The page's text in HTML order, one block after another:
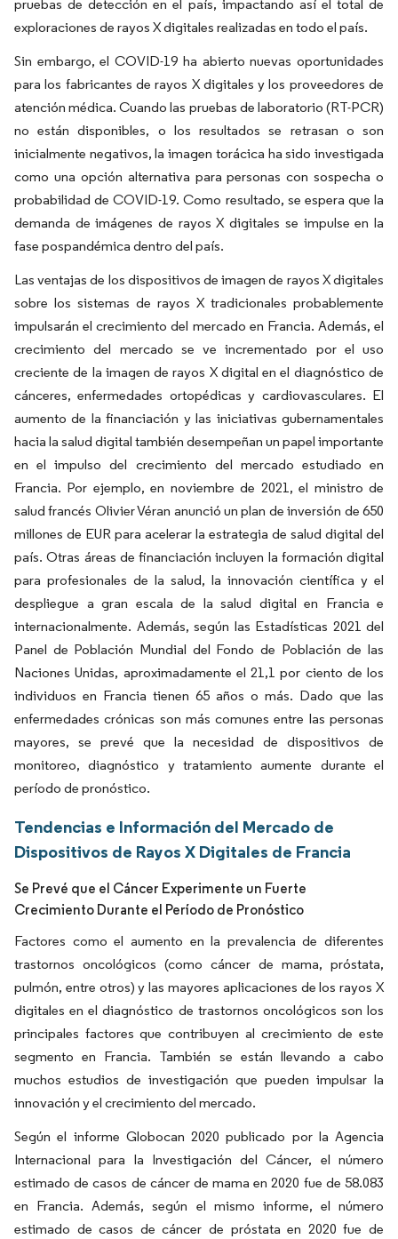
pruebas de detección en el país, impactando así el total de
exploraciones de rayos X digitales realizadas en todo el país.
Sin embargo, el COVID-19 ha abierto nuevas oportunidades
para los fabricantes de rayos X digitales y los proveedores de
atención médica. Cuando las pruebas de laboratorio (RT-PCR)
no están disponibles, o los resultados se retrasan o son
inicialmente negativos, la imagen torácica ha sido investigada
como una opción alternativa para personas con sospecha o
probabilidad de COVID-19. Como resultado, se espera que la
demanda de imágenes de rayos X digitales se impulse en la
fase pospandémica dentro del país.
Las ventajas de los dispositivos de imagen de rayos X digitales
sobre los sistemas de rayos X tradicionales probablemente
impulsarán el crecimiento del mercado en Francia. Además, el
crecimiento del mercado se ve incrementado por el uso
creciente de la imagen de rayos X digital en el diagnóstico de
cánceres, enfermedades ortopédicas y cardiovasculares. El
aumento de la financiación y las iniciativas gubernamentales
hacia la salud digital también desempeñan un papel importante
en el impulso del crecimiento del mercado estudiado en
Francia. Por ejemplo, en noviembre de 2021, el ministro de
salud francés Olivier Véran anunció un plan de inversión de 650
millones de EUR para acelerar la estrategia de salud digital del
país. Otras áreas de financiación incluyen la formación digital
para profesionales de la salud, la innovación científica y el
despliegue a gran escala de la salud digital en Francia e
internacionalmente. Además, según las Estadísticas 2021 del
Panel de Población Mundial del Fondo de Población de las
Naciones Unidas, aproximadamente el 21,1 por ciento de los
individuos en Francia tienen 65 años o más. Dado que las
enfermedades crónicas son más comunes entre las personas
mayores, se prevé que la necesidad de dispositivos de
monitoreo, diagnóstico y tratamiento aumente durante el
período de pronóstico.
Tendencias e Información del Mercado de
Dispositivos de Rayos X Digitales de Francia
Se Prevé que el Cáncer Experimente un Fuerte
Crecimiento Durante el Período de Pronóstico
Factores como el aumento en la prevalencia de diferentes
trastornos oncológicos (como cáncer de mama, próstata,
pulmón, entre otros) y las mayores aplicaciones de los rayos X
digitales en el diagnóstico de trastornos oncológicos son los
principales factores que contribuyen al crecimiento de este
segmento en Francia. También se están llevando a cabo
muchos estudios de investigación que pueden impulsar la
innovación y el crecimiento del mercado.
Según el informe Globocan 2020 publicado por la Agencia
Internacional para la Investigación del Cáncer, el número
estimado de casos de cáncer de mama en 2020 fue de 58.083
en Francia. Además, según el mismo informe, el número
estimado de casos de cáncer de próstata en 2020 fue de